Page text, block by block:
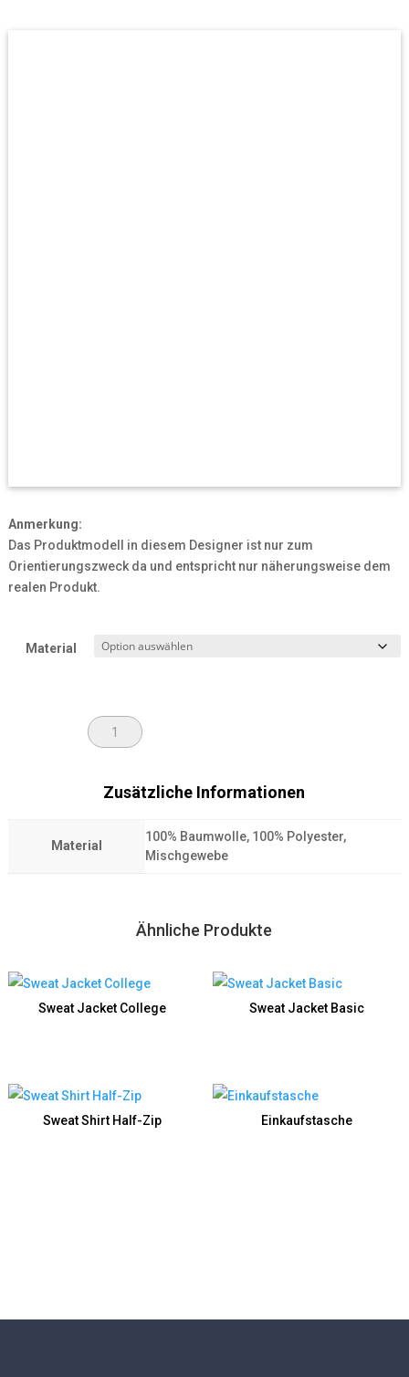
Anmerkung:
Das Produktmodell in diesem Designer ist nur zum
Orientierungszweck da und entspricht nur näherungsweise dem
realen Produkt.
Material
Einkaufstasche
Menge
Zusätzliche Informationen
Material
100% Baumwolle, 100% Polyester,
Mischgewebe
Ähnliche Produkte
Sweat Jacket College Sweat Jacket Basic
Sweat Shirt Half-Zip Einkaufstasche